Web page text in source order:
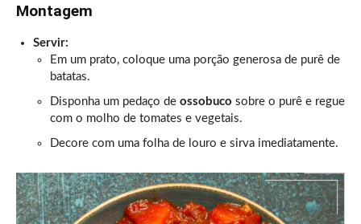
Montagem
Servir:
Em um prato, coloque uma porção generosa de purê de
batatas.
Disponha um pedaço de ossobuco sobre o purê e regue
com o molho de tomates e vegetais.
Decore com uma folha de louro e sirva imediatamente.